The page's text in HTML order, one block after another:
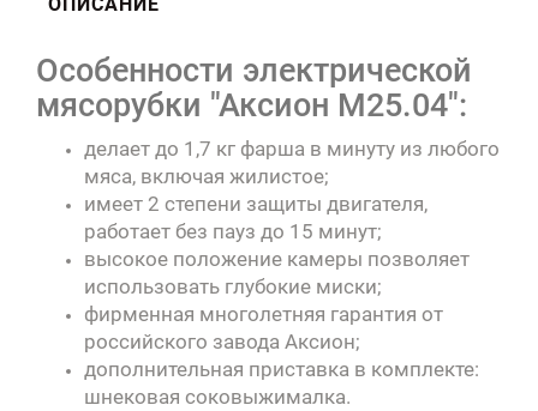
ОПИСАНИЕ
Особенности электрической
мясорубки "Аксион М25.04":
делает до 1,7 кг фарша в минуту из любого
мяса, включая жилистое;
имеет 2 степени защиты двигателя,
работает без пауз до 15 минут;
высокое положение камеры позволяет
использовать глубокие миски;
фирменная многолетняя гарантия от
российского завода Аксион;
дополнительная приставка в комплекте:
шнековая соковыжималка.